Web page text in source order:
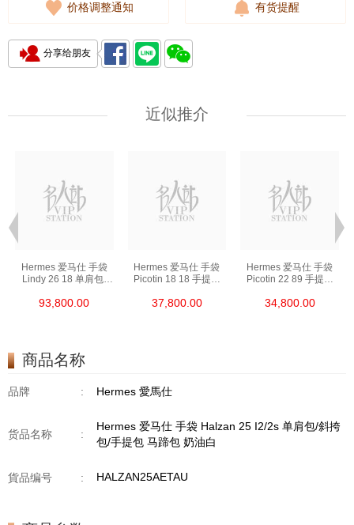
价格调整通知 有货提醒
分享给朋友
近似推介
Hermes 爱马仕 手袋
Lindy 26 18 单肩包/
93,800.00
Hermes 爱马仕 手袋
Picotin 18 18 手提包
37,800.00
Hermes 爱马仕 手袋
Picotin 22 89 手提包
34,800.00
商品名称
品牌 : Hermes 愛馬仕
货品名称 :
Hermes 爱马仕 手袋 Halzan 25 I2/2s 单肩包/斜挎
包/手提包 马蹄包 奶油白
貨品编号 : HALZAN25AETAU